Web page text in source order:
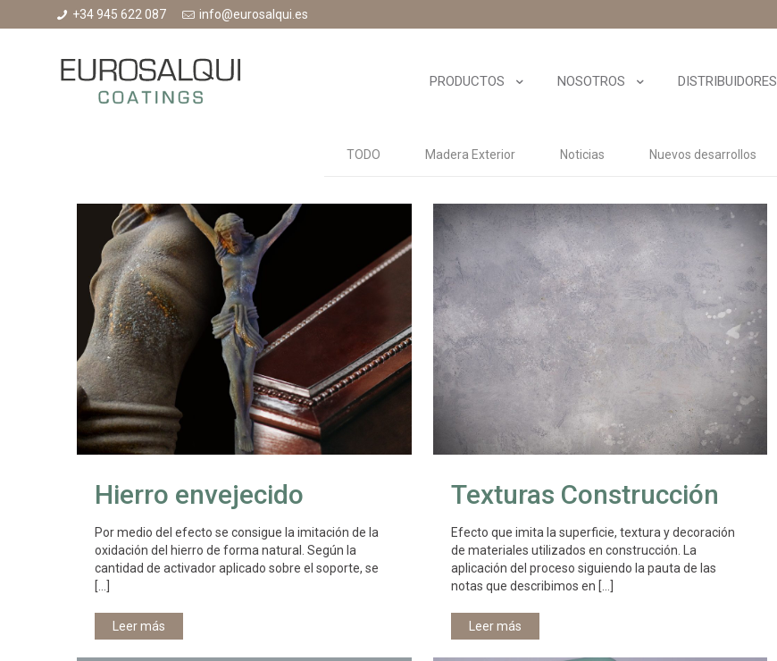
+34 945 622 087 info@eurosalqui.es
PRODUCTOS NOSOTROS DISTRIBUIDORES
TODO Madera Exterior Noticias Nuevos desarrollos
Hierro envejecido
Por medio del efecto se consigue la imitación de la
oxidación del hierro de forma natural. Según la
cantidad de activador aplicado sobre el soporte, se
[…]
Leer más
Texturas Construcción
Efecto que imita la superficie, textura y decoración
de materiales utilizados en construcción. La
aplicación del proceso siguiendo la pauta de las
notas que describimos en […]
Leer más